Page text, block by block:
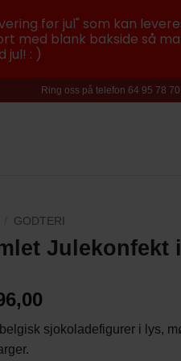
Ring oss på telefon 64 95 78
GODTERI
Julekonfekt
sjokoladefigurer i lys,
før jul" som kan
med blank bakside så
jul! : )